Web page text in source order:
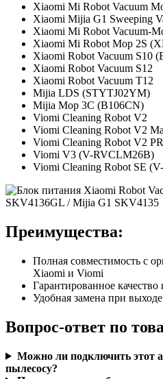
Xiaomi Mi Robot Vacuum
Xiaomi Mijia G1 Sweeping
Xiaomi Mi Robot Vacuum-
Xiaomi Mi Robot Mop 2S
Xiaomi Robot Vacuum S10
Xiaomi Robot Vacuum S12
Xiaomi Robot Vacuum T12
Mijia LDS (STYTJ02YM)
Mijia Mop 3C (B106CN)
Viomi Cleaning Robot V2
Viomi Cleaning Robot V2
Viomi Cleaning Robot V2
Viomi V3 (V-RVCLM26B)
Viomi Cleaning Robot SE
Преимущества:
Полная совместимость с
Xiaomi и Viomi
Гарантированное качество
Удобная замена при выходе
Вопрос-ответ по
Можно ли подключить этот
пылесосу?